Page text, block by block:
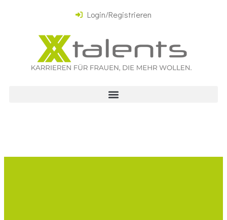
Login/Registrieren